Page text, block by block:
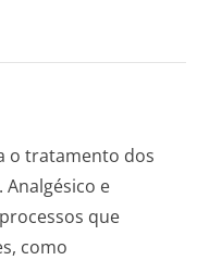
o tratamento dos
e
que
como